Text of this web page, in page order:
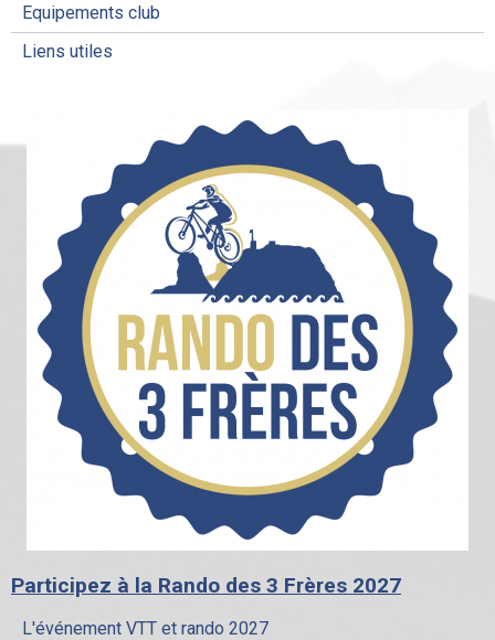
Equipements club
Liens utiles
Participez à la Rando des 3 Frères 2027
L'événement VTT et rando 2027